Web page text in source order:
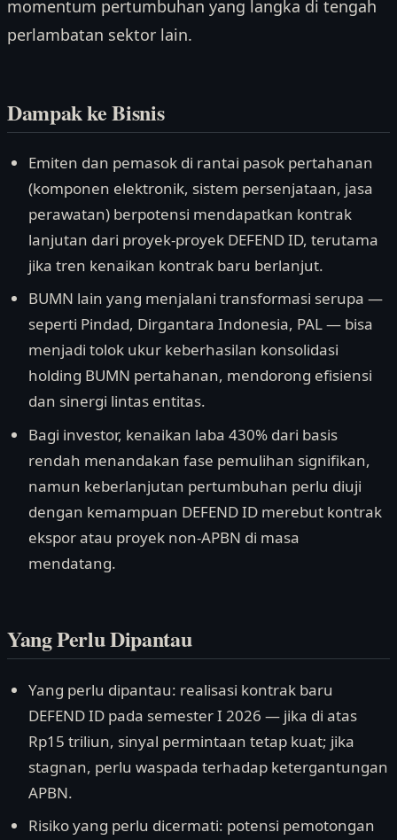
momentum pertumbuhan yang langka di tengah
perlambatan sektor lain.
Dampak ke Bisnis
Emiten dan pemasok di rantai pasok pertahanan
(komponen elektronik, sistem persenjataan, jasa
perawatan) berpotensi mendapatkan kontrak
lanjutan dari proyek-proyek DEFEND ID, terutama
jika tren kenaikan kontrak baru berlanjut.
BUMN lain yang menjalani transformasi serupa —
seperti Pindad, Dirgantara Indonesia, PAL — bisa
menjadi tolok ukur keberhasilan konsolidasi
holding BUMN pertahanan, mendorong efisiensi
dan sinergi lintas entitas.
Bagi investor, kenaikan laba 430% dari basis
rendah menandakan fase pemulihan signifikan,
namun keberlanjutan pertumbuhan perlu diuji
dengan kemampuan DEFEND ID merebut kontrak
ekspor atau proyek non-APBN di masa
mendatang.
Yang Perlu Dipantau
Yang perlu dipantau: realisasi kontrak baru
DEFEND ID pada semester I 2026 — jika di atas
Rp15 triliun, sinyal permintaan tetap kuat; jika
stagnan, perlu waspada terhadap ketergantungan
APBN.
Risiko yang perlu dicermati: potensi pemotongan